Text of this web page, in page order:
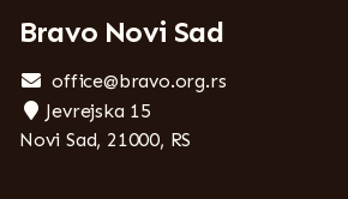
Bravo Novi Sad
office@bravo.org.rs
Jevrejska 15
Novi Sad, 21000, RS